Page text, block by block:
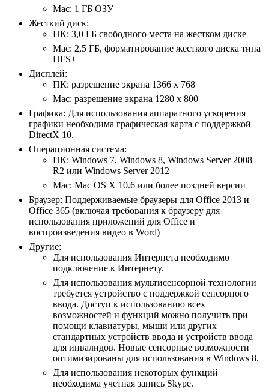
Mac: 1 ГБ ОЗУ
Жесткий диск:
ПК: 3,0 ГБ свободного места на жестком диске
Mac: 2,5 ГБ, форматирование жесткого диска типа
HFS+
Дисплей:
ПК: разрешение экрана 1366 x 768
Mac: разрешение экрана 1280 x 800
Графика: Для использования аппаратного ускорения
графики необходима графическая карта с поддержкой
DirectX 10.
Операционная система:
ПК: Windows 7, Windows 8, Windows Server 2008
R2 или Windows Server 2012
Mac: Mac OS X 10.6 или более поздней версии
Браузер: Поддерживаемые браузеры для Office 2013 и
Office 365 (включая требования к браузеру для
использования приложений для Office и
воспроизведения видео в Word)
Другие:
Для использования Интернета необходимо
подключение к Интернету.
Для использования мультисенсорной технологии
требуется устройство с поддержкой сенсорного
ввода. Доступ к использованию всех
возможностей и функций можно получить при
помощи клавиатуры, мыши или других
стандартных устройств ввода и устройств ввода
для инвалидов. Новые сенсорные возможности
оптимизированы для использования в Windows 8.
Для использования некоторых функций
необходима учетная запись Skype.